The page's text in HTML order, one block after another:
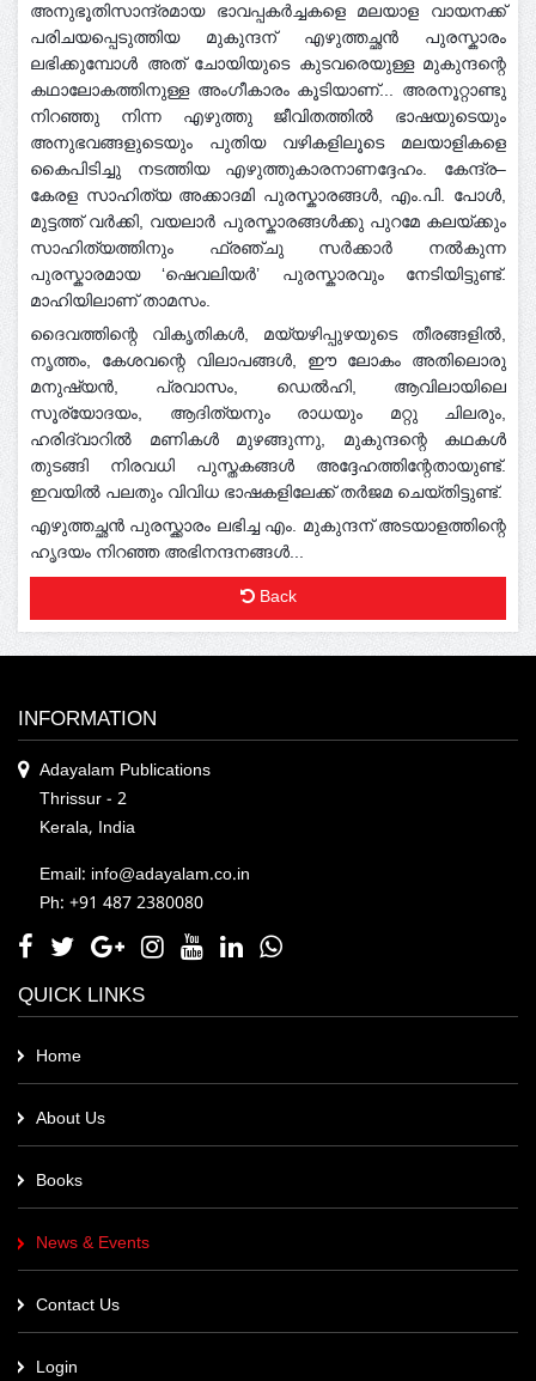
അനുഭൂതിസാന്ദ്രമായ ഭാവപ്പകർച്ചകളെ മലയാള വായനക്ക്
പരിചയപ്പെടുത്തിയ മുകുന്ദന് എഴുത്തച്ഛൻ പുരസ്കാരം
ലഭിക്കുമ്പോൾ അത് ചോയിയുടെ കുടവരെയുള്ള മുകുന്ദന്റെ
കഥാലോകത്തിനുള്ള അംഗീകാരം കൂടിയാണ്... അരനൂറ്റാണ്ടു
നിറഞ്ഞു നിന്ന എഴുത്തു ജീവിതത്തിൽ ഭാഷയുടെയും
അനുഭവങ്ങളുടെയും പുതിയ വഴികളിലൂടെ മലയാളികളെ
കൈപിടിച്ചു നടത്തിയ എഴുത്തുകാരനാണദ്ദേഹം. കേന്ദ്ര–
കേരള സാഹിത്യ അക്കാദമി പുരസ്കാരങ്ങൾ, എം.പി. പോൾ,
മുട്ടത്ത് വർക്കി, വയലാർ പുരസ്കാരങ്ങൾക്കു പുറമേ കലയ്ക്കും
സാഹിത്യത്തിനും ഫ്രഞ്ചു സർക്കാർ നൽകുന്ന
പുരസ്കാരമായ ‘ഷെവലിയർ’ പുരസ്കാരവും നേടിയിട്ടുണ്ട്.
മാഹിയിലാണ് താമസം.
ദൈവത്തിന്റെ വികൃതികൾ, മയ്യഴിപ്പുഴയുടെ തീരങ്ങളിൽ,
നൃത്തം, കേശവന്റെ വിലാപങ്ങൾ, ഈ ലോകം അതിലൊരു
മനുഷ്യൻ, പ്രവാസം, ഡെൽഹി, ആവിലായിലെ
സൂര്യോദയം, ആദിത്യനും രാധയും മറ്റു ചിലരും,
ഹരിദ്വാറില്‍ മണികള്‍ മുഴങ്ങുന്നു, മുകുന്ദന്റെ കഥകൾ
തുടങ്ങി നിരവധി പുസ്തകങ്ങൾ അദ്ദേഹത്തിന്റേതായുണ്ട്.
ഇവയിൽ പലതും വിവിധ ഭാഷകളിലേക്ക് തർജമ ചെയ്തിട്ടുണ്ട്.
എഴുത്തച്ഛൻ പുരസ്ക്കാരം ലഭിച്ച എം. മുകുന്ദന് അടയാളത്തിന്റെ
ഹൃദയം നിറഞ്ഞ അഭിനന്ദനങ്ങൾ...
Back
INFORMATION
Adayalam Publications
Thrissur - 2
Kerala, India
Email: info@adayalam.co.in
Ph: +91 487 2380080
QUICK LINKS
Home
About Us
Books
News & Events
Contact Us
Login